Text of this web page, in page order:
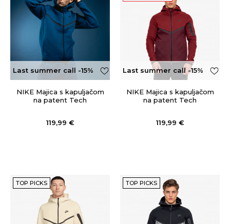
Last summer call -15%
OFF
NIKE Majica s kapuljačom
na patent Tech
119,99 €
Last summer call -15%
OFF
NIKE Majica s kapuljačom
na patent Tech
119,99 €
TOP PICKS TOP PICKS